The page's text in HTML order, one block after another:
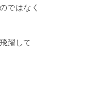
ではなく
躍して